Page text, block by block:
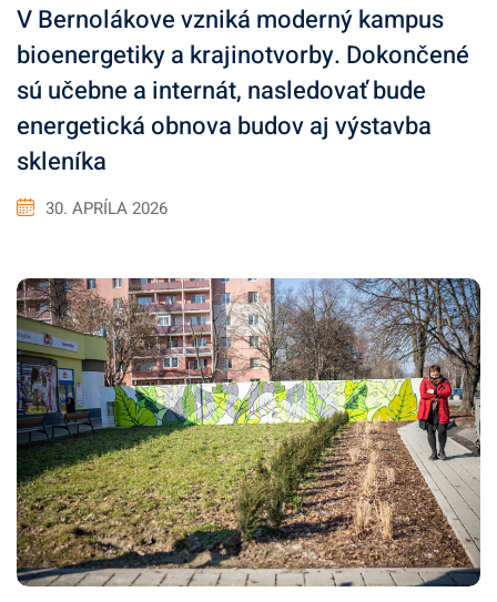
V Bernolákove vzniká moderný kampus
bioenergetiky a krajinotvorby. Dokončené
sú učebne a internát, nasledovať bude
energetická obnova budov aj výstavba
skleníka
30. APRÍLA 2026